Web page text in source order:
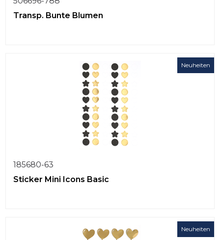
Transp. Bunte Blumen
Neuheiten
185680-63
Sticker Mini Icons Basic
Neuheiten